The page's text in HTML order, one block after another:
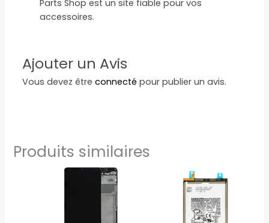
Parts Shop est un site fiable pour vos
accessoires.
Ajouter un Avis
Vous devez êtreconnecté pour publier un avis.
Produits similaires